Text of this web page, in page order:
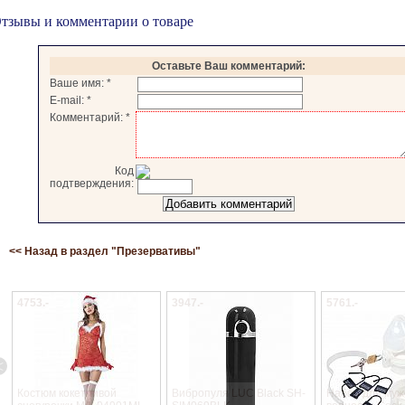
и комментарии о товаре
Оставьте Ваш комментарий:
Ваше имя: *
E-mail: *
Комментарий: *
Код
подтверждения:
<< Назад в раздел " Презервативы"
Костюм кокетливой
4753.-
Вибропуля LUC Black SH-
3947.-
Набор для
5761.-